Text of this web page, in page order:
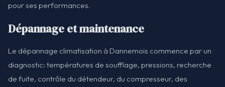
pour ses performances.
Dépannage et maintenance
Le dépannage climatisation à Dannemois commence par un
diagnostic: températures de soufflage, pressions, recherche
de fuite, contrôle du détendeur, du compresseur, des